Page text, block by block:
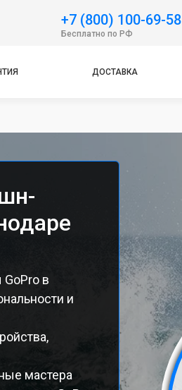
+7 (800) 100-69-58
Бесплатно по РФ
ДОСТАВКА
в
и
мастера